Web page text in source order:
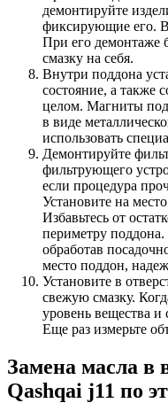
демонтируйте
фиксирующие его. В
При его демонтаже
смазку на себя.
Внутри поддона
состояние, а также
целом. Магниты
в виде
использовать
Демонтируйте
фильтрующего
если процедура
Установите на
Избавьтесь от
периметру поддона.
обработав
место поддон,
Установите в
свежую смазку.
уровень вещества и
Еще раз измерьте
Замена масла в
Qashqai j11 по